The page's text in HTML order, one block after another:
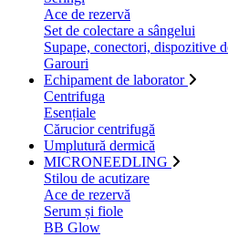
Ace de rezervă
Set de colectare a sângelui
Supape, conectori, dispozitive
Garouri
Echipament de laborator
Centrifuga
Esențiale
Cărucior centrifugă
Umplutură dermică
MICRONEEDLING
Stilou de acutizare
Ace de rezervă
Serum și fiole
BB Glow